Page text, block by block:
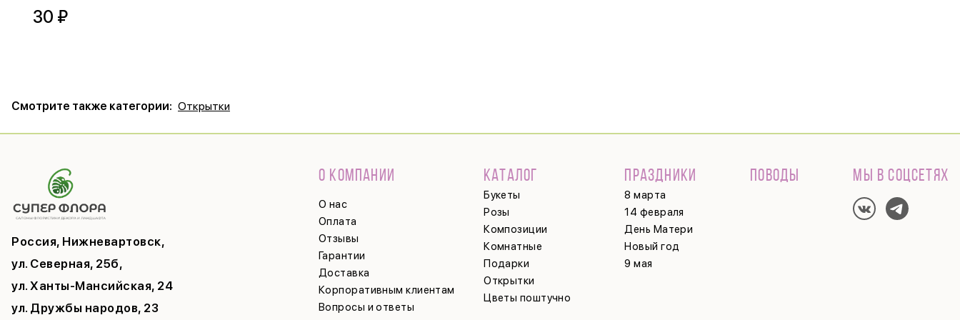
30 ₽
Смотрите также категории: Открытки
Россия, Нижневартовск,
ул. Северная, 25б,
ул. Ханты-Мансийская, 24
ул. Дружбы народов, 23
О КОМПАНИИ
О нас
Оплата
Отзывы
Гарантии
Доставка
Корпоративным клиентам
Вопросы и ответы
КАТАЛОГ
Букеты
Розы
Композиции
Комнатные
Подарки
Открытки
Цветы поштучно
ПРАЗДНИКИ
8 марта
14 февраля
День Матери
Новый год
9 мая
ПОВОДЫ МЫ В СОЦСЕТЯХ